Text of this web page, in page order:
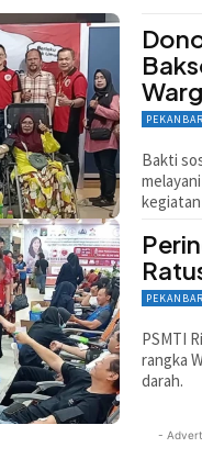
Bakti
PSMTI
rangka
darah.
-